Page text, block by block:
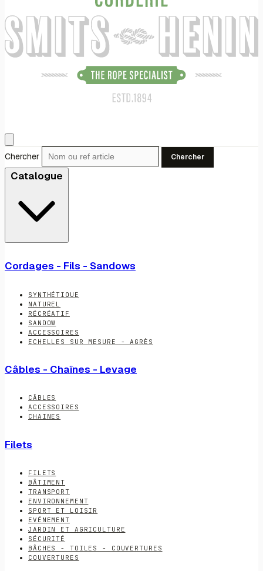
Chercher Chercher
Catalogue
Cordages - Fils - Sandows
SYNTHÉTIQUE
NATUREL
RÉCRÉATIF
SANDOW
ACCESSOIRES
ECHELLES SUR MESURE - AGRÈS
Câbles - Chaînes - Levage
CÂBLES
ACCESSOIRES
CHAINES
Filets
FILETS
BÂTIMENT
TRANSPORT
ENVIRONNEMENT
SPORT ET LOISIR
EVÉNEMENT
JARDIN ET AGRICULTURE
SÉCURITÉ
BÂCHES - TOILES - COUVERTURES
COUVERTURES